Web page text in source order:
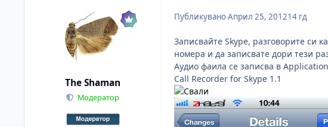
The Shaman
Модератор
ПубликуваноАприл 25, 201214 гд
Записвайте Skype, разговорите си
номера и да записвате дори тези
Aудио фаила се записва в
Call Recorder for Skype 1.1